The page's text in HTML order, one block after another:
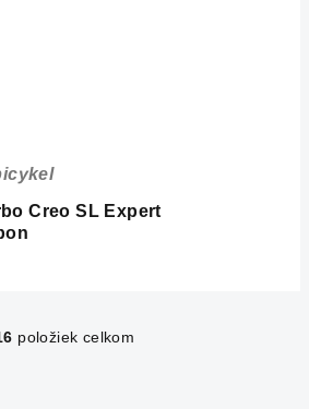
Creo SL Expert
O
položiek celkom